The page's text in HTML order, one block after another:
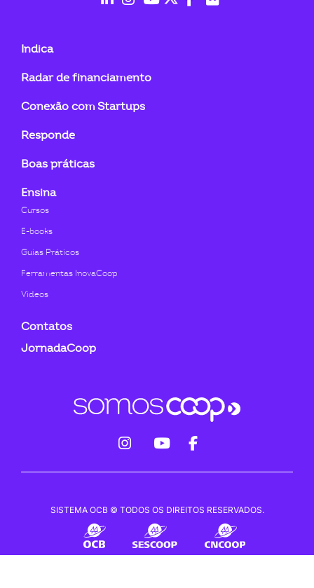
in
Indica
Radar de financiamento
Conexão com Startups
Responde
Boas práticas
Ensina
Cursos
E-books
Guias Práticos
Ferramentas InovaCoop
Videos
Contatos
JornadaCoop
instagram
youtubefacebook-
SISTEMA OCB © TODOS OS DIREITOS RESERVADOS.